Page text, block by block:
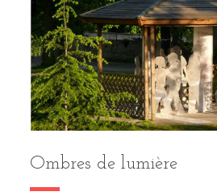
Ombres de lumière